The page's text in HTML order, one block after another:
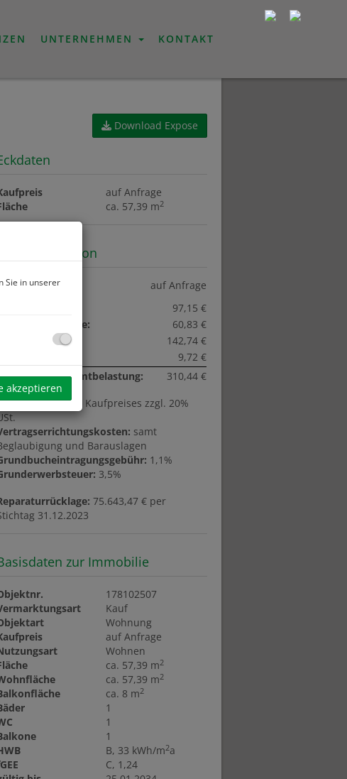
UNTERNEHMEN KONTAKT
Download Expose
auf Anfrage
ca. 57,39 m2
Preisinformation
auf Anfrage
97,15 €
Reparaturrücklage:
60,83 €
142,74 €
9,72 €
Gesamtbelastung:
310,44 €
3% des Kaufpreises zzgl. 20%
samt
und Barauslagen
1,1%
3,5%
75.643,47 € per
31.12.2023
zur Immobilie
178102507
Kauf
Wohnung
auf Anfrage
Wohnen
ca. 57,39 m2
ca. 57,39 m2
ca. 8 m2
1
1
1
B, 33 kWh/m2a
C, 1,24
Sie in unserer
akzeptieren